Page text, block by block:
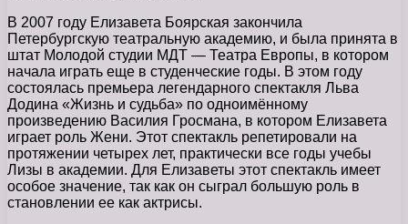
В 2007 году Елизавета Боярская закончила
Петербургскую театральную академию, и была принята в
штат Молодой студии МДТ — Театра Европы, в котором
начала играть еще в студенческие годы. В этом году
состоялась премьера легендарного спектакля Льва
Додина «Жизнь и судьба» по одноимённому
произведению Василия Гросмана, в котором Елизавета
играет роль Жени. Этот спектакль репетировали на
протяжении четырех лет, практически все годы учебы
Лизы в академии. Для Елизаветы этот спектакль имеет
особое значение, так как он сыграл большую роль в
становлении ее как актрисы.